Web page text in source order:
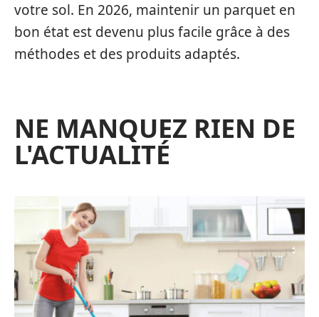
votre sol. En 2026, maintenir un parquet en
bon état est devenu plus facile grâce à des
méthodes et des produits adaptés.
NE MANQUEZ RIEN DE
L'ACTUALITÉ